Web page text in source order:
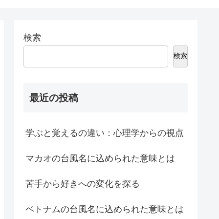
検索
検索
最近の投稿
学ぶと覚えるの違い：心理学からの視点
マカオの台風名に込められた意味とは
苦手から好きへの変化を探る
ベトナムの台風名に込められた意味とは